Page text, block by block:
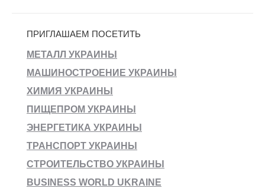
ПРИГЛАШАЕМ ПОСЕТИТЬ
МЕТАЛЛ УКРАИНЫ
МАШИНОСТРОЕНИЕ УКРАИНЫ
ХИМИЯ УКРАИНЫ
ПИЩЕПРОМ УКРАИНЫ
ЭНЕРГЕТИКА УКРАИНЫ
ТРАНСПОРТ УКРАИНЫ
СТРОИТЕЛЬСТВО УКРАИНЫ
BUSINESS WORLD UKRAINE